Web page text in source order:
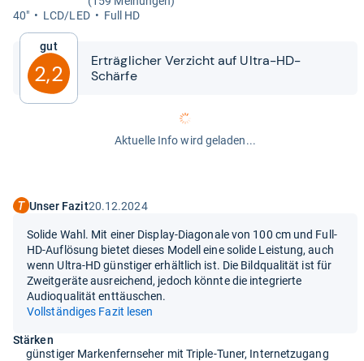
40"
LCD/LED Full HD
Gut
2,2
Erträg­li­cher Ver­zicht auf Ultra-​​HD-​​
Schärfe
Aktuelle Info wird geladen...
Unser Fazit20.12.2024
Solide Wahl. Mit einer Display-Diagonale von 100 cm und Full-
HD-Auflösung bietet dieses Modell eine solide Leistung, auch
wenn Ultra-HD günstiger erhältlich ist. Die Bildqualität ist für
Zweitgeräte ausreichend, jedoch könnte die integrierte
Audioqualität enttäuschen.
Vollständiges Fazit lesen
Stärken
günstiger Markenfernseher mit Triple-Tuner, Internetzugang